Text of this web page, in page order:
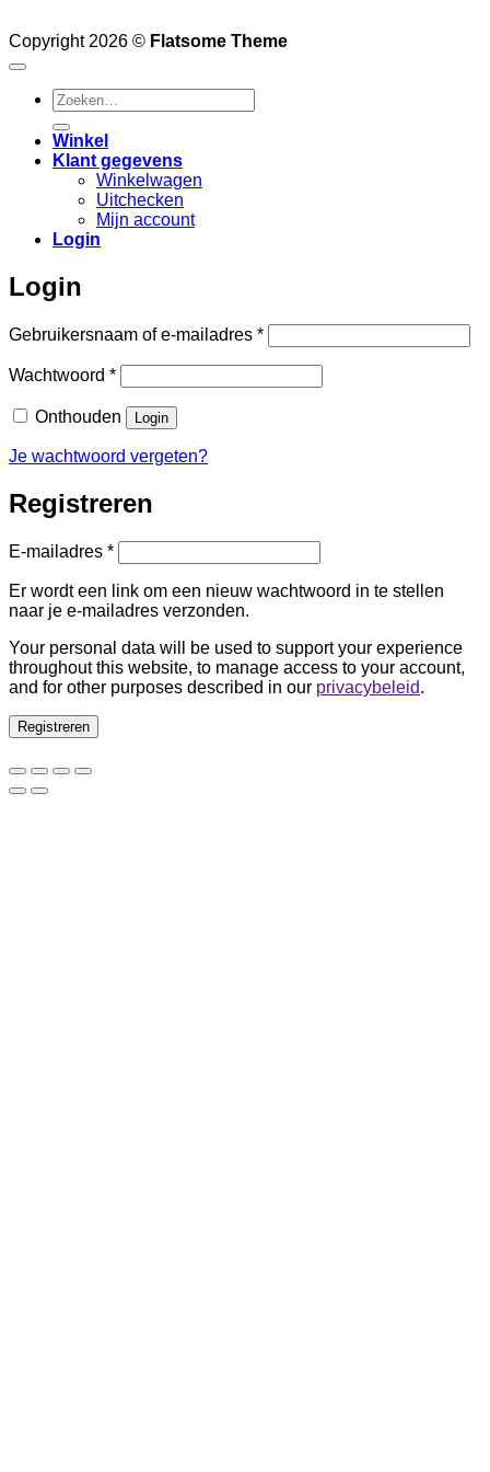
Copyright 2026 © Flatsome Theme
Zoeken
naar:
Winkel
Klant gegevens
Winkelwagen
Uitchecken
Mijn account
Login
Login
Gebruikersnaam of e-mailadres *Vereist
Wachtwoord *Vereist
Onthouden Login
Je wachtwoord vergeten?
Registreren
E-mailadres *Vereist
Er wordt een link om een nieuw wachtwoord in te stellen
naar je e-mailadres verzonden.
Your personal data will be used to support your experience
throughout this website, to manage access to your account,
and for other purposes described in our privacybeleid.
Registreren